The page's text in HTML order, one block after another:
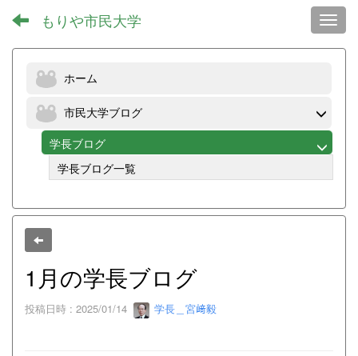
もりや市民大学
ホーム
市民大学ブログ
学長ブログ
学長ブログ一覧
1月の学長ブログ
投稿日時 : 2025/01/14 学長＿宮﨑毅